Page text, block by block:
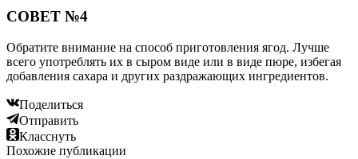
СОВЕТ №4
Обратите внимание на способ приготовления ягод. Лучше
всего употреблять их в сыром виде или в виде пюре, избегая
добавления сахара и других раздражающих ингредиентов.
Поделиться
Отправить
Класснуть
Похожие публикации